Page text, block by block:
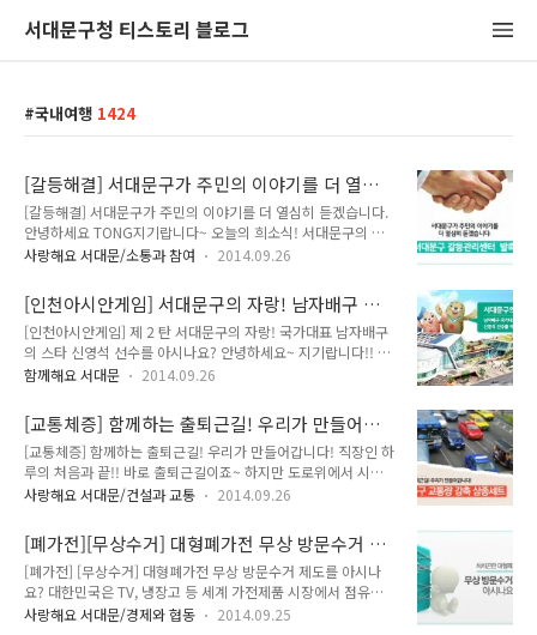
서대문구청 티스토리 블로그
국내여행 1424
[갈등해결] 서대문구가 주민의 이야기를 더 열심
히 듣겠습니다. <서대문구 갈등관리센터 발족>
[갈등해결] 서대문구가 주민의 이야기를 더 열심히 듣겠습니다.
안녕하세요 TONG지기랍니다~ 오늘의 희소식! 서대문구의 도
시정비사업에 대한 주민의 이야기를 더 다양하고, 열심히 듣기
다!!^^ 항상 열려있는 서대문이죠?^^ 주민들을 위하여 실시하
는 도시정비사업! 하지만 정비사업의 진행에 따라 발생하는 갈
등에 대해 주민분들의 의견을 듣게 된다면 더 좋은 방향으로 실
시할 수 있겠지요? 그래서 준비한 서대문구 갈등관리 센터!! 갈
등관리센터에서는 주민의 의견을 실시간으로 듣고자 문자 및 카
유공유로 기억하시면 편하시겠죠?) 서대문구 갈등관리센터 운
영 1. 알려드려요!! 010-7360-0606..
사랑해요 서대문/소통과 참여 2014.09.26
[인천아시안게임] 서대문구의 자랑! 남자배구 국
가대표팀의 신영석 선수를 아시나요?
[인천아시안게임] 제 2 탄 서대문구의 자랑! 국가대표 남자배구
의 스타 신영석 선수를 아시나요? 안녕하세요~ 지기랍니다!! 전
아시아인의 축제 인천아시안게임과 관련하여 지난 국가대표 남
국가대표 남자배구의 스타 신영석 선수를 소개합니다~!!! (출처
우리카드 한새 프로배구단 홈페이지) 신영석 선수는 현재 인천
아시안게임의 국가대표 센터로 맹활약중에 있답니다!! 소속은
2014년 군입대를 하게되어 현재 국군체육부대소속이기도 하구
요. 신영석 선수는 2013년부터 2014년까지 V리그 남자 블로킹
수, 출처 이미지에 표기) 그럼 서대문구와 신영석 선수가 어떤 관
련이 있을까요? 신영석 선수는 ..
함께해요 서대문 2014.09.26
[교통체증] 함께하는 출퇴근길! 우리가 만들어갑
니다! <서대문구 교통량 감축 삼종세트 안내>
[교통체증] 함께하는 출퇴근길! 우리가 만들어갑니다! 직장인 하
루의 처음과 끝!! 바로 출퇴근길이죠~ 하지만 도로위에서 시간
을 낭비하게 만드는 교통체증!! 꽉 막힌 차들처럼 마음까지 답답
해결 방안은 정말 없는걸까요?? 출퇴근길의 교통량 해소를 위하
여 서울시와 서대문구에서는 교통량 감축을 위한 정책을 시행하
고 있답니다!! 이름하여 교통량 감축 삼종세트!!!^^ 숨막히는 교
통체증을 조금이나마 해소하고 유연한 출퇴근 시간 확보를 위하
여!!! 함께 알아보도록 할까요? 자자~ 메모장들 챙기셨죠? ㅎㅎ
사랑해요 서대문/건설과 교통 2014.09.26
[폐가전][무상수거] 대형폐가전 무상 방문수거 제
도를 아시나요?
[폐가전] [무상수거] 대형폐가전 무상 방문수거 제도를 아시나
요? 대한민국은 TV, 냉장고 등 세계 가전제품 시장에서 점유율 1
위를 차지하고 있다는 사실! 아시나요?? 그러나 폐가전제품 재
사랑해요 서대문/경제와 협동 2014.09.25